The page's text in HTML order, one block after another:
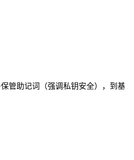
管助记词（强调私钥安全），到基